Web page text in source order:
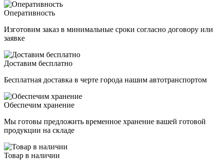
Оперативность
Изготовим заказ в минимальные сроки согласно договору или
заявке
Доставим бесплатно
Бесплатная доставка в черте города нашим автотранспортом
Обеспечим хранение
Мы готовы предложить временное хранение вашей готовой
продукции на складе
Товар в наличии